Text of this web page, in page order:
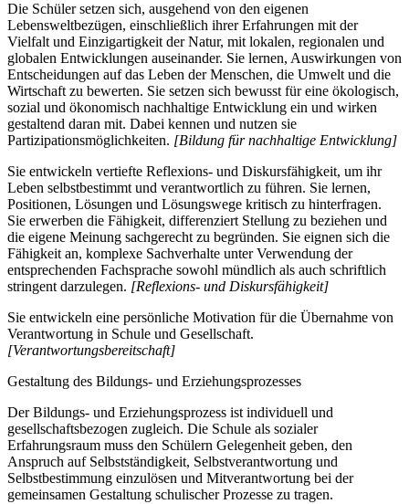
Die Schüler setzen sich, ausgehend von den eigenen
Lebensweltbezügen, einschließlich ihrer Erfahrungen mit der
Vielfalt und Einzigartigkeit der Natur, mit lokalen, regionalen und
globalen Entwicklungen auseinander. Sie lernen, Auswirkungen von
Entscheidungen auf das Leben der Menschen, die Umwelt und die
Wirtschaft zu bewerten. Sie setzen sich bewusst für eine ökologisch,
sozial und ökonomisch nachhaltige Entwicklung ein und wirken
gestaltend daran mit. Dabei kennen und nutzen sie
Partizipationsmöglichkeiten. [Bildung für nachhaltige Entwicklung]
Sie entwickeln vertiefte Reflexions- und Diskursfähigkeit, um ihr
Leben selbstbestimmt und verantwortlich zu führen. Sie lernen,
Positionen, Lösungen und Lösungswege kritisch zu hinterfragen.
Sie erwerben die Fähigkeit, differenziert Stellung zu beziehen und
die eigene Meinung sachgerecht zu begründen. Sie eignen sich die
Fähigkeit an, komplexe Sachverhalte unter Verwendung der
entsprechenden Fachsprache sowohl mündlich als auch schriftlich
stringent darzulegen. [Reflexions- und Diskursfähigkeit]
Sie entwickeln eine persönliche Motivation für die Übernahme von
Verantwortung in Schule und Gesellschaft.
[Verantwortungsbereitschaft]
Gestaltung des Bildungs- und Erziehungsprozesses
Der Bildungs- und Erziehungsprozess ist individuell und
gesellschaftsbezogen zugleich. Die Schule als sozialer
Erfahrungsraum muss den Schülern Gelegenheit geben, den
Anspruch auf Selbstständigkeit, Selbstverantwortung und
Selbstbestimmung einzulösen und Mitverantwortung bei der
gemeinsamen Gestaltung schulischer Prozesse zu tragen.